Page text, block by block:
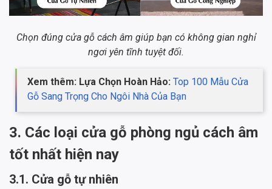
Chọn đúng cửa gỗ cách âm giúp bạn có không gian nghỉ
ngơi yên tĩnh tuyệt đối.
Xem thêm: Lựa Chọn Hoàn Hảo: Top 100 Mẫu Cửa
Gỗ Sang Trọng Cho Ngôi Nhà Của Bạn
3. Các loại cửa gỗ phòng ngủ cách âm
tốt nhất hiện nay
3.1. Cửa gỗ tự nhiên